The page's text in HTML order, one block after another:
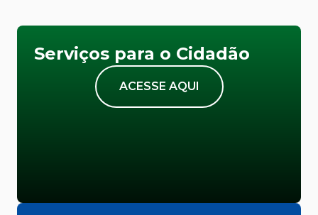
Serviços para o Cidadão
ACESSE AQUI